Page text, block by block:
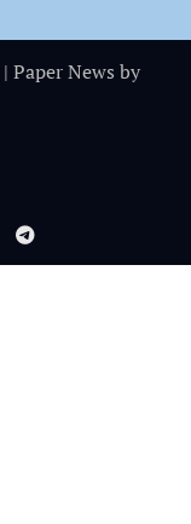
| Paper News by